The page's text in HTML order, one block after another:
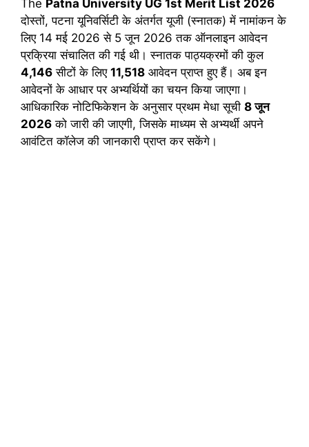
The Patna University UG 1st Merit List 2026
दोस्तों, पटना यूनिवर्सिटी के अंतर्गत यूजी (स्नातक) में नामांकन के
लिए 14 मई 2026 से 5 जून 2026 तक ऑनलाइन आवेदन
प्रक्रिया संचालित की गई थी। स्नातक पाठ्यक्रमों की कुल
4,146 सीटों के लिए 11,518 आवेदन प्राप्त हुए हैं। अब इन
आवेदनों के आधार पर अभ्यर्थियों का चयन किया जाएगा।
आधिकारिक नोटिफिकेशन के अनुसार प्रथम मेधा सूची 8 जून
2026 को जारी की जाएगी, जिसके माध्यम से अभ्यर्थी अपने
आवंटित कॉलेज की जानकारी प्राप्त कर सकेंगे।